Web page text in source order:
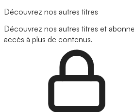
Découvrez nos autres titres
Découvrez nos autres titres et
accès à plus de contenus.